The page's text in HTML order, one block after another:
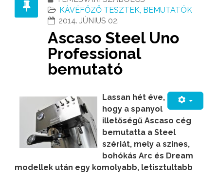
KÁVÉFŐZŐ TESZTEK, BEMUTATÓK
2014. JÚNIUS 02.
Ascaso Steel Uno
Professional
bemutató
Lassan hét éve,
hogy a spanyol
illetőségű Ascaso cég
bemutatta a Steel
szériát, mely a színes,
bohókás Arc és Dream
modellek után egy komolyabb, letisztultabb